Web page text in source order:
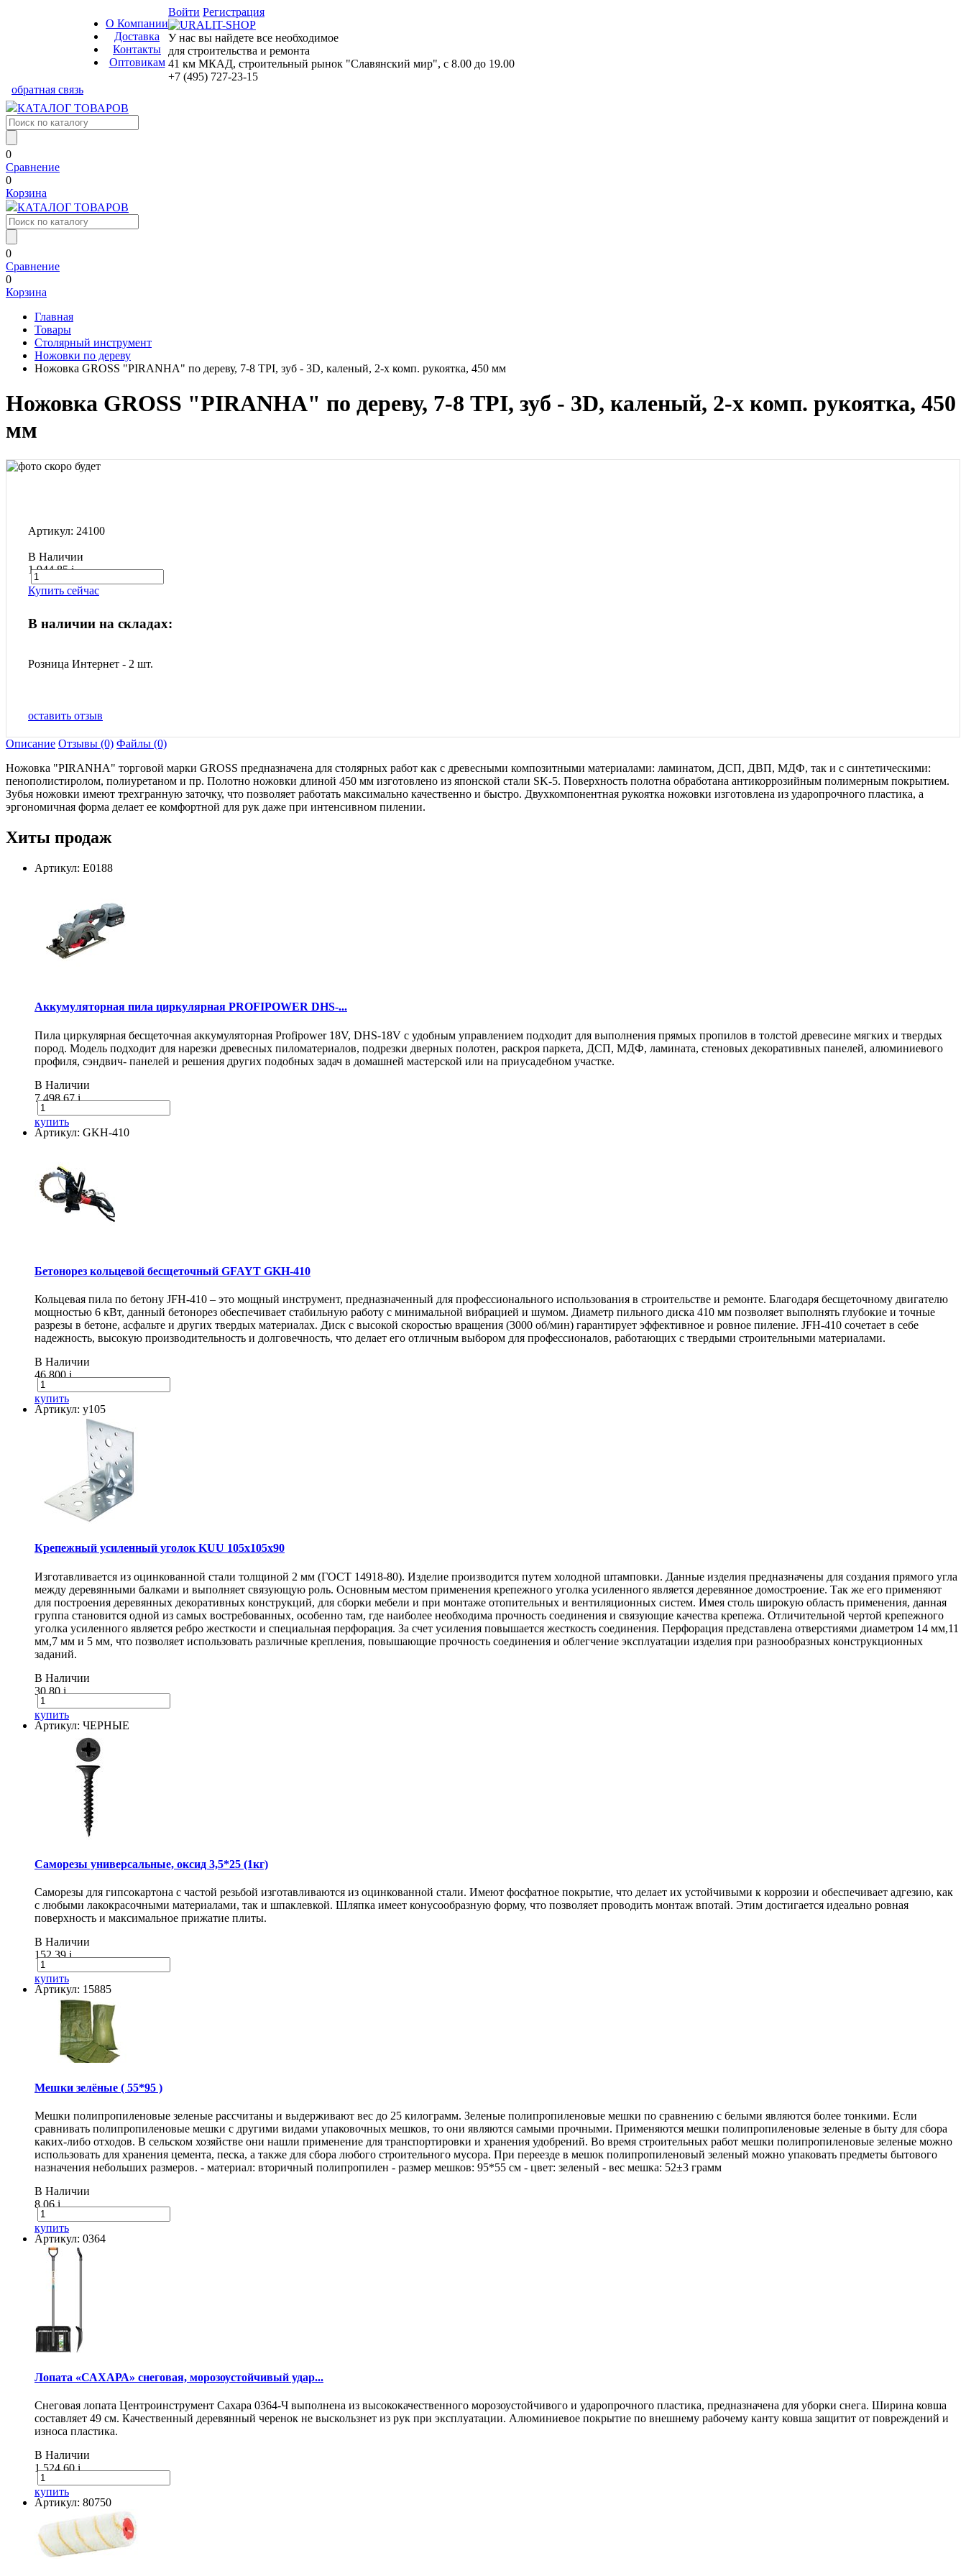
О Компании
Доставка
Контакты
Оптовикам
Войти Регистрация
У нас вы найдете все необходимое
для строительства и ремонта
41 км МКАД, строительный рынок "Славянский мир", с 8.00 до 19.00
+7 (495) 727-23-15
обратная связь
КАТАЛОГ ТОВАРОВ
0
Сравнение
0
Корзина
КАТАЛОГ ТОВАРОВ
0
Сравнение
0
Корзина
Главная
Товары
Столярный инструмент
Ножовки по дереву
Ножовка GROSS "PIRANHA" по дереву, 7-8 TPI, зуб - 3D, каленый, 2-х комп. рукоятка, 450 мм
Ножовка GROSS "PIRANHA" по дереву, 7-8 TPI, зуб - 3D, каленый, 2-х комп. рукоятка, 450
мм
Артикул: 24100
В Наличии
1 944.85i
Купить сейчас
В наличии на складах:
Розница Интернет - 2 шт.
оставить отзыв
Описание Отзывы (0) Файлы (0)
Ножовка "PIRANHA" торговой марки GROSS предназначена для столярных работ как с древесными композитными материалами: ламинатом, ДСП, ДВП, МДФ, так и с синтетическими:
пенополистиролом, полиуретаном и пр. Полотно ножовки длиной 450 мм изготовлено из японской стали SK-5. Поверхность полотна обработана антикоррозийным полимерным покрытием.
Зубья ножовки имеют трехгранную заточку, что позволяет работать максимально качественно и быстро. Двухкомпонентная рукоятка ножовки изготовлена из ударопрочного пластика, а
эргономичная форма делает ее комфортной для рук даже при интенсивном пилении.
Хиты продаж
Артикул: E0188
Аккумуляторная пила циркулярная PROFIPOWER DHS-...
Пила циркулярная бесщеточная аккумуляторная Profipower 18V, DHS-18V с удобным управлением подходит для выполнения прямых пропилов в толстой древесине мягких и твердых
пород. Модель подходит для нарезки древесных пиломатериалов, подрезки дверных полотен, раскроя паркета, ДСП, МДФ, ламината, стеновых декоративных панелей, алюминиевого
профиля, сэндвич- панелей и решения других подобных задач в домашней мастерской или на приусадебном участке.
В Наличии
7 498.67i
купить
Артикул: GKH-410
Бетонорез кольцевой бесщеточный GFAYT GKH-410
Кольцевая пила по бетону JFH-410 – это мощный инструмент, предназначенный для профессионального использования в строительстве и ремонте. Благодаря бесщеточному двигателю
мощностью 6 кВт, данный бетонорез обеспечивает стабильную работу с минимальной вибрацией и шумом. Диаметр пильного диска 410 мм позволяет выполнять глубокие и точные
разрезы в бетоне, асфальте и других твердых материалах. Диск с высокой скоростью вращения (3000 об/мин) гарантирует эффективное и ровное пиление. JFH-410 сочетает в себе
надежность, высокую производительность и долговечность, что делает его отличным выбором для профессионалов, работающих с твердыми строительными материалами.
В Наличии
46 800i
купить
Артикул: у105
Крепежный усиленный уголок KUU 105х105х90
Изготавливается из оцинкованной стали толщиной 2 мм (ГОСТ 14918-80). Изделие производится путем холодной штамповки. Данные изделия предназначены для создания прямого угла
между деревянными балками и выполняет связующую роль. Основным местом применения крепежного уголка усиленного является деревянное домостроение. Так же его применяют
для построения деревянных декоративных конструкций, для сборки мебели и при монтаже отопительных и вентиляционных систем. Имея столь широкую область применения, данная
группа становится одной из самых востребованных, особенно там, где наиболее необходима прочность соединения и связующие качества крепежа. Отличительной чертой крепежного
уголка усиленного является ребро жесткости и специальная перфорация. За счет усиления повышается жесткость соединения. Перфорация представлена отверстиями диаметром 14 мм,11
мм,7 мм и 5 мм, что позволяет использовать различные крепления, повышающие прочность соединения и облегчение эксплуатации изделия при разнообразных конструкционных
заданий.
В Наличии
30.80i
купить
Артикул: ЧЕРНЫЕ
Саморезы универсальные, оксид 3,5*25 (1кг)
Саморезы для гипсокартона с частой резьбой изготавливаются из оцинкованной стали. Имеют фосфатное покрытие, что делает их устойчивыми к коррозии и обеспечивает адгезию, как
с любыми лакокрасочными материалами, так и шпаклевкой. Шляпка имеет конусообразную форму, что позволяет проводить монтаж впотай. Этим достигается идеально ровная
поверхность и максимальное прижатие плиты.
В Наличии
152.39i
купить
Артикул: 15885
Мешки зелёные ( 55*95 )
Мешки полипропиленовые зеленые рассчитаны и выдерживают вес до 25 килограмм. Зеленые полипропиленовые мешки по сравнению с белыми являются более тонкими. Если
сравнивать полипропиленовые мешки с другими видами упаковочных мешков, то они являются самыми прочными. Применяются мешки полипропиленовые зеленые в быту для сбора
каких-либо отходов. В сельском хозяйстве они нашли применение для транспортировки и хранения удобрений. Во время строительных работ мешки полипропиленовые зеленые можно
использовать для хранения цемента, песка, а также для сбора любого строительного мусора. При переезде в мешок полипропиленовый зеленый можно упаковать предметы бытового
назначения небольших размеров. - материал: вторичный полипропилен - размер мешков: 95*55 см - цвет: зеленый - вес мешка: 52±3 грамм
В Наличии
8.06i
купить
Артикул: 0364
Лопата «САХАРА» снеговая, морозоустойчивый удар...
Снеговая лопата Центроинструмент Сахара 0364-Ч выполнена из высококачественного морозоустойчивого и ударопрочного пластика, предназначена для уборки снега. Ширина ковша
составляет 49 см. Качественный деревянный черенок не выскользнет из рук при эксплуатации. Алюминиевое покрытие по внешнему рабочему канту ковша защитит от повреждений и
износа пластика.
В Наличии
1 524.60i
купить
Артикул: 80750